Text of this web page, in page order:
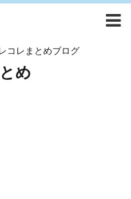
コレまとめブログ
め